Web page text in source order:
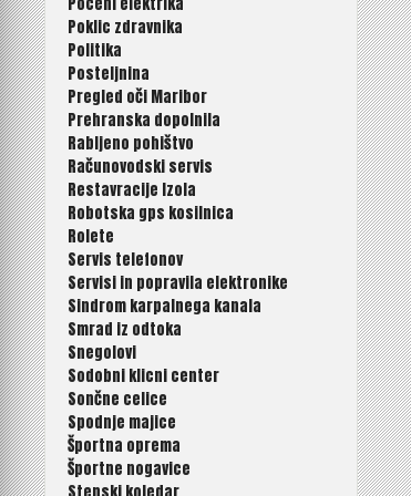
Poklic zdravnika
Politika
Posteljnina
Pregled oči Maribor
Prehranska dopolnila
Rabljeno pohištvo
Računovodski servis
Restavracije Izola
Robotska gps kosilnica
Rolete
Servis telefonov
Servisi in popravila elektronike
Sindrom karpalnega kanala
Smrad iz odtoka
Snegolovi
Sodobni klicni center
Sončne celice
Spodnje majice
Športna oprema
Športne nogavice